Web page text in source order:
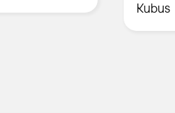
Kubus